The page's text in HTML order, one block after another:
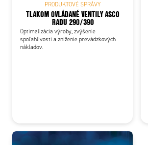
PRODUKTOVÉ SPRÁVY
TLAKOM OVLÁDANÉ VENTILY ASCO
RADU 290/390
Optimalizácia výroby, zvýšenie
spoľahlivosti a zníženie prevádzkových
nákladov.